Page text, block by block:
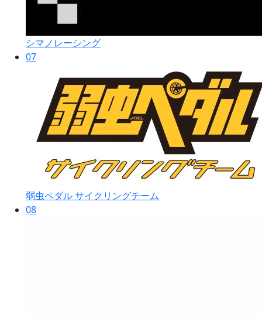
シマノレーシング
07
弱虫ペダル サイクリングチーム
08